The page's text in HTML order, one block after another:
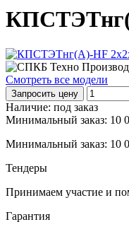
Смотреть все модели
Запросить цену
Наличие: под заказ
Минимальный заказ: 10
Минимальный заказ: 10
Тендеры
Принимаем участие и
Гарантия